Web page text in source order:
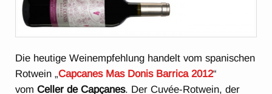
Die heutige Weinempfehlung handelt vom spanischen
Rotwein „Capcanes Mas Donis Barrica 2012“
vomCeller de Capçanes. Der Cuvée-Rotwein, der